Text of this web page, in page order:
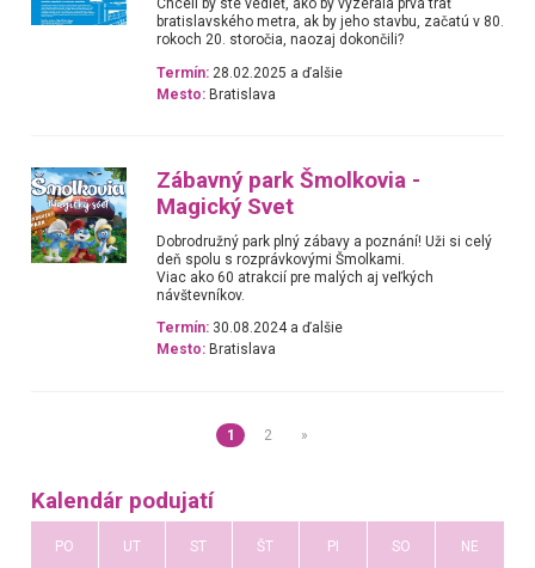
Chceli by ste vedieť, ako by vyzerala prvá trať
bratislavského metra, ak by jeho stavbu, začatú v 80.
rokoch 20. storočia, naozaj dokončili?
Termín: 28.02.2025 a ďalšie
Mesto: Bratislava
Zábavný park Šmolkovia -
Magický Svet
Dobrodružný park plný zábavy a poznání! Uži si celý
deň spolu s rozprávkovými Šmolkami.
Viac ako 60 atrakcií pre malých aj veľkých
návštevníkov.
Termín: 30.08.2024 a ďalšie
Mesto: Bratislava
1 2 »
Kalendár podujatí
PO UT ST ŠT PI SO NE